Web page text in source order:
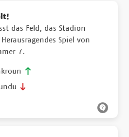
das Feld, das Stadion
Spiel von
7.